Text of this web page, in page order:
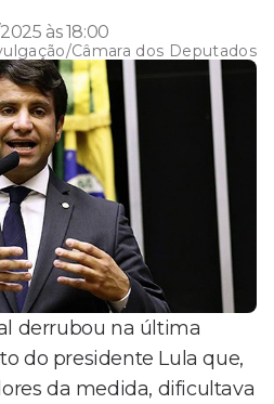
às 18:00
Câmara dos Deputados
derrubou na última
do presidente Lula que,
da medida, dificultava